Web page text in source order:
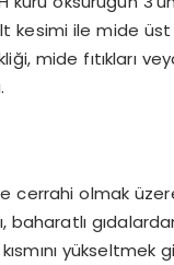
kesimi ile mide
mide fıtıkları
cerrahi olmak
baharatlı